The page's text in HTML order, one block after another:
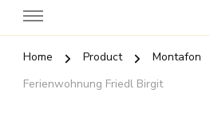
Home Product Montafon
Ferienwohnung Friedl Birgit